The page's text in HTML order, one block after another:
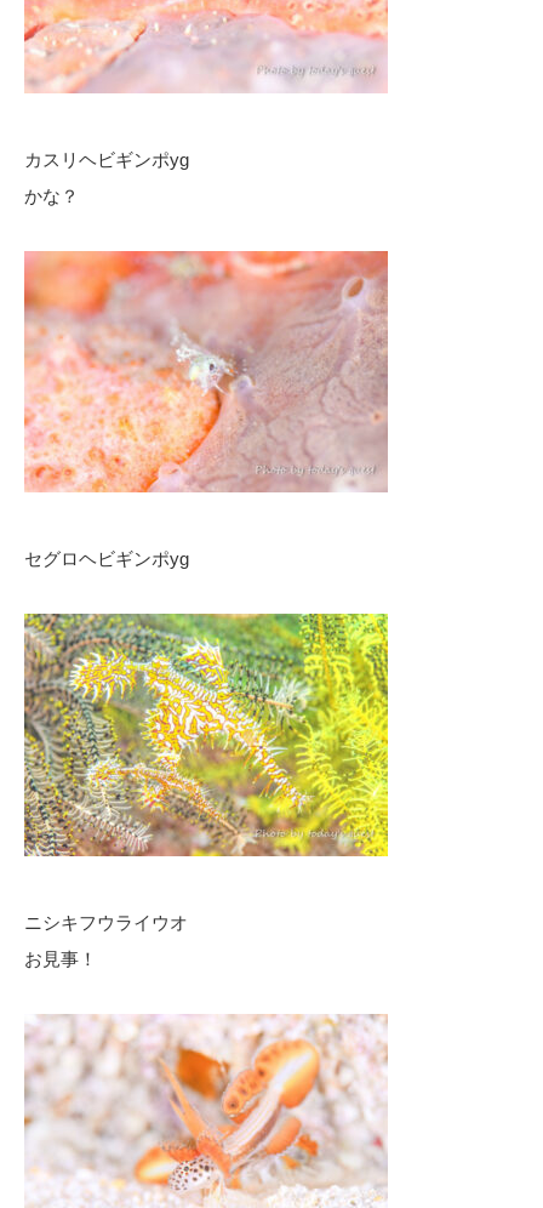
カスリヘビギンポyg
かな？
セグロヘビギンポyg
ニシキフウライウオ
お見事！